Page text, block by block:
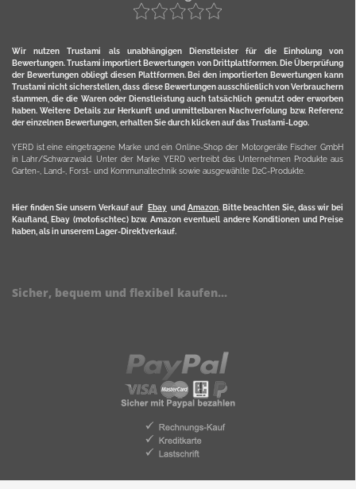
Wir nutzen Trustami als unabhängigen Dienstleister für die Einholung von
Bewertungen. Trustami importiert Bewertungen von Drittplattformen. Die Überprüfung
der Bewertungen obliegt diesen Plattformen. Bei den importierten Bewertungen kann
Trustami nicht sicherstellen, dass diese Bewertungen ausschließlich von Verbrauchern
stammen, die die Waren oder Dienstleistung auch tatsächlich genutzt oder erworben
haben. Weitere Details zur Herkunft und unmittelbaren Nachverfolung bzw. Referenz
der einzelnen Bewertungen, erhalten Sie durch klicken auf das Trustami-Logo.
YERD ist eine eingetragene Marke und ein Online-Shop der Motorgeräte Fischer GmbH
in Lahr/Schwarzwald. Unter der Marke YERD vertreibt das Unternehmen Produkte aus
Garten-, Land-, Forst- und Kommunaltechnik sowie ausgewählte D2C-Produkte.
Hier finden Sie unsern Verkauf auf Ebayund Amazon. Bitte beachten Sie, dass wir bei
Kaufland, Ebay (motofischtec) bzw. Amazon eventuell andere Konditionen und Preise
haben, als in unserem Lager-Direktverkauf.
Sicher, bequem und flexibel kaufen...